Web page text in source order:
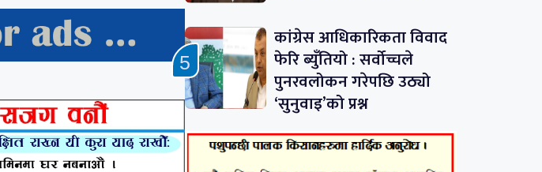
कांग्रेस आधिकारिकता विवाद
फेरि ब्युँतियो : सर्वोच्चले
पुनरवलोकन गरेपछि उठ्यो
‘सुनुवाइ’को प्रश्न